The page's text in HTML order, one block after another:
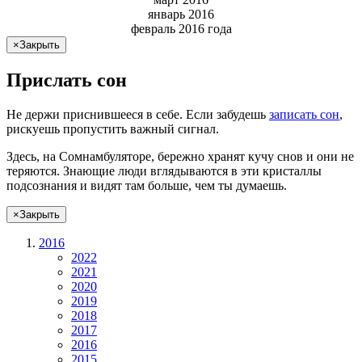
январь 2016
февраль 2016 года
×Закрыть
Прислать сон
Не держи приснившееся в себе. Если забудешь записать сон,
рискуешь пропустить важный сигнал.
Здесь, на Сомнамбуляторе, бережно хранят кучу снов и они не
теряются. Знающие люди вглядываются в эти кристаллы
подсознания и видят там больше, чем ты думаешь.
×Закрыть
2016
2022
2021
2020
2019
2018
2017
2016